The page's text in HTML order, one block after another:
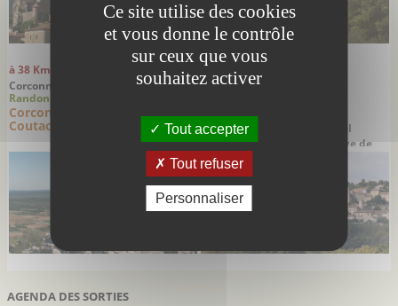
à 38 Km
Corconne - Gard
Randonnées
Corconne et la forêt du
Coutach
à 39 Km
Vézénobres - Gard
Magnifique village médiéval
panoramique labélisé Village de
Caractère
AGENDA DES SORTIES
Ce site utilise des cookies
et vous donne le contrôle
sur ceux que vous
souhaitez activer
Tout accepter
Tout refuser
Personnaliser